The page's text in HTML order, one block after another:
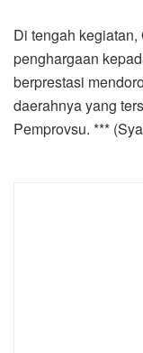
Di tengah
penghargaan
berprestasi
daerahnya yang
Pemprovsu. ***